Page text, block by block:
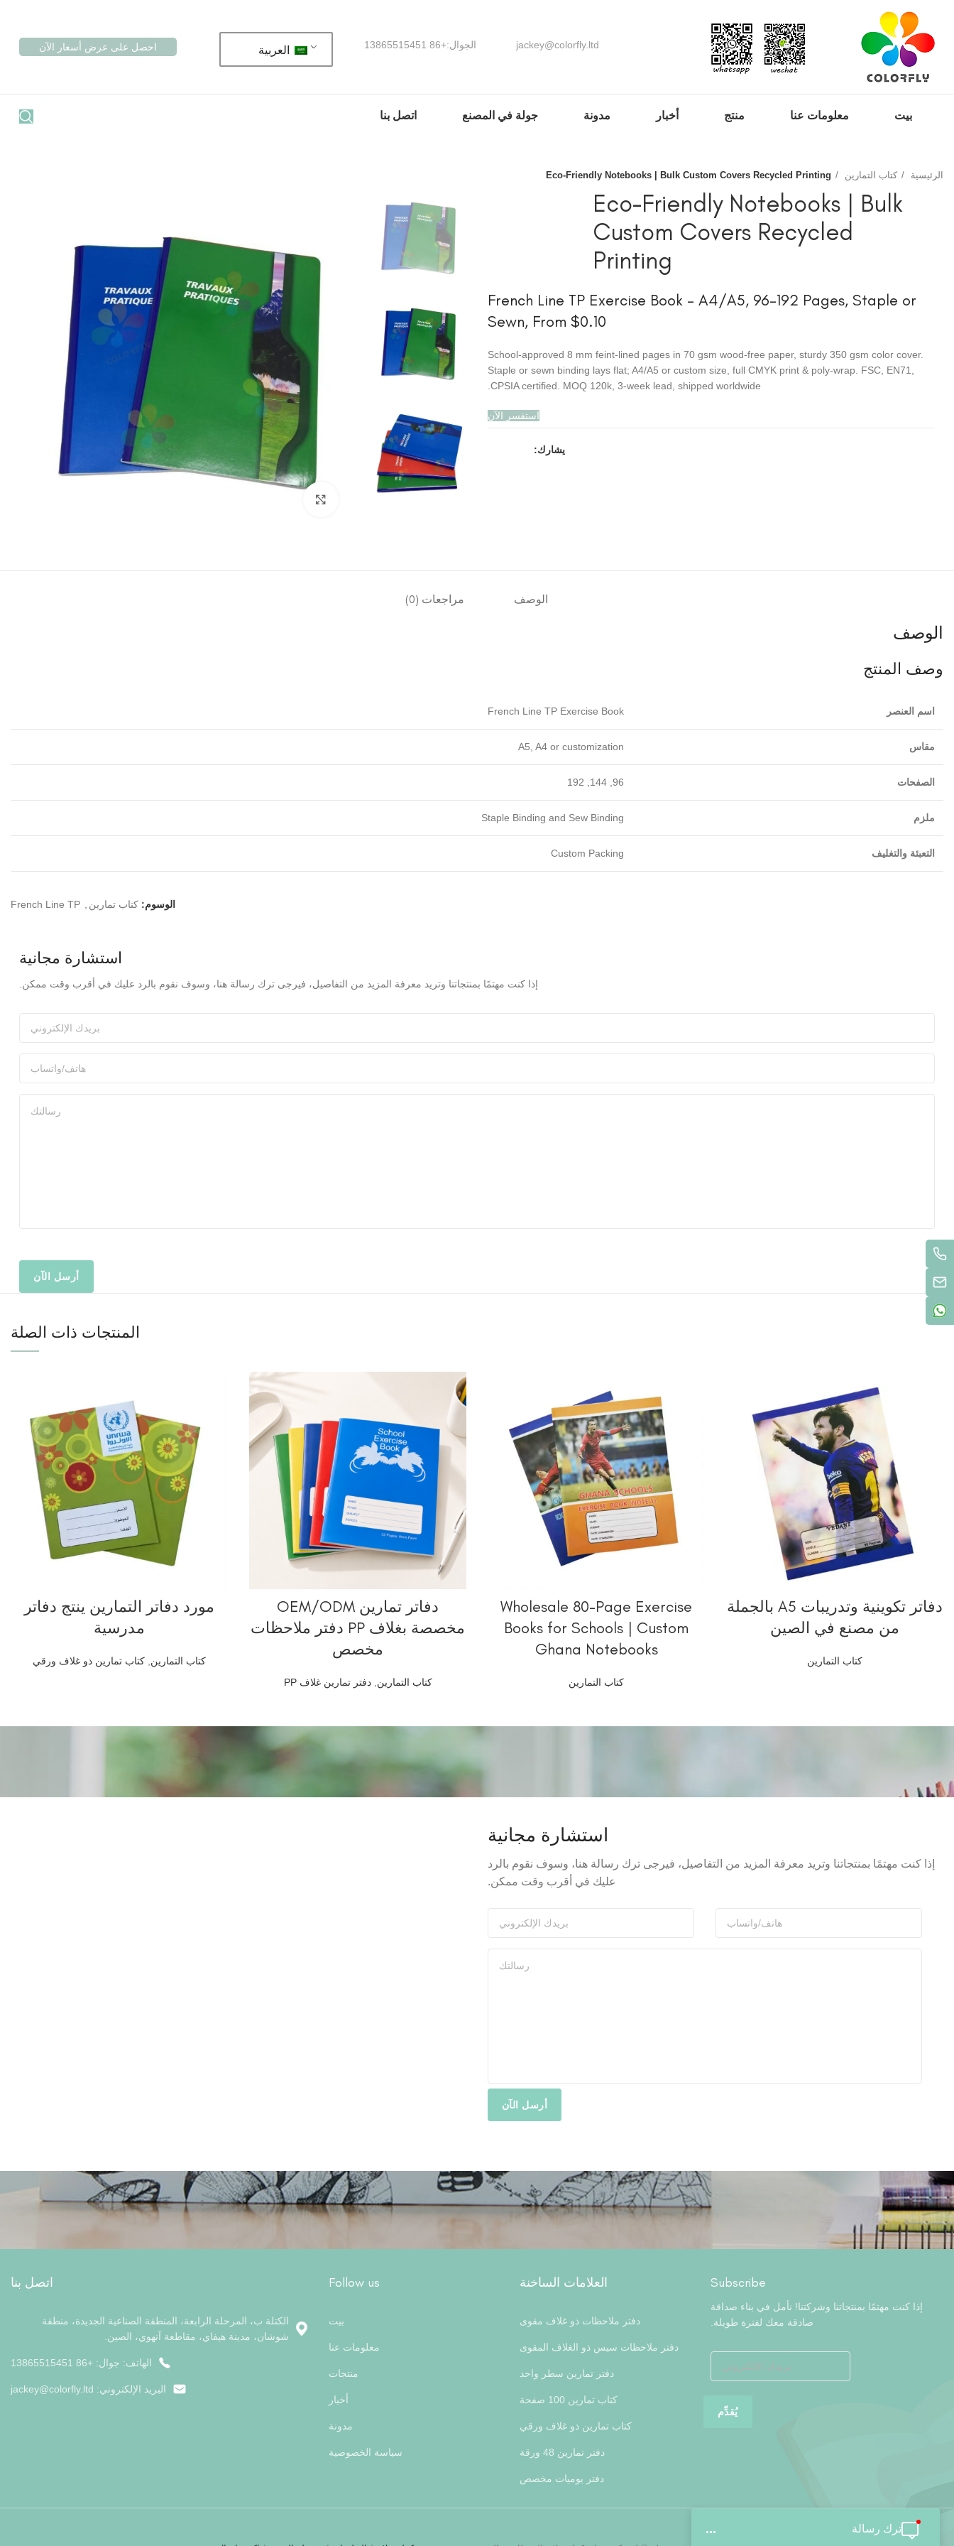
الجوال:+86 13865515451 jackey@colorfly.ltd العربية احصل على عرض أسعار الآن
بيت معلومات عنا منتج أخبار مدونة جولة في المصنع اتصل بنا
الرئيسية كتاب التمارين Eco-Friendly Notebooks | Bulk Custom Covers Recycled Printing
Eco-Friendly Notebooks | Bulk
Custom Covers Recycled
Printing
French Line TP Exercise Book – A4/A5, 96–192 Pages, Staple or
Sewn, From $0.10
School-approved 8 mm feint-lined pages in 70 gsm wood-free paper, sturdy 350 gsm color cover.
Staple or sewn binding lays flat; A4/A5 or custom size, full CMYK print & poly-wrap. FSC, EN71,
CPSIA certified. MOQ 120k, 3-week lead, shipped worldwide.
استفسر الآن
يشارك:
الوصف مراجعات (0)
الوصف
وصف المنتج
اسم العنصر French Line TP Exercise Book
مقاس A5, A4 or customization
الصفحات 96, 144, 192
ملزم Staple Binding and Sew Binding
التعبئة والتغليف Custom Packing
الوسوم: كتاب تمارين French Line TP
استشارة مجانية
إذا كنت مهتمًا بمنتجاتنا وتريد معرفة المزيد من التفاصيل، فيرجى ترك رسالة هنا، وسوف نقوم بالرد عليك في أقرب وقت ممكن.
المنتجات ذات الصلة
دفاتر تكوينية وتدريبات A5 بالجملة
من مصنع في الصين
كتاب التمارين
Wholesale 80-Page Exercise
Books for Schools | Custom
Ghana Notebooks
كتاب التمارين
دفاتر تمارين OEM/ODM
مخصصة بغلاف PP دفتر ملاحظات
مخصص
كتاب التمارين ,دفتر تمارين غلاف PP
مورد دفاتر التمارين ينتج دفاتر
مدرسية
كتاب التمارين كتاب تمارين ذو غلاف ورقي
استشارة مجانية
إذا كنت مهتمًا بمنتجاتنا وتريد معرفة المزيد من التفاصيل، فيرجى ترك رسالة هنا، وسوف نقوم بالرد
عليك في أقرب وقت ممكن.
اتصل بنا
الكتلة ب، المرحلة الرابعة، المنطقة الصناعية الجديدة، منطقة
شوشان، مدينة هيفاي، مقاطعة آنهوي، الصين.
الهاتف: جوال: +86 13865515451
البريد الإلكتروني: jackey@colorfly.ltd
ترك رسالة ...
Follow us
بيت
معلومات عنا
منتجات
أخبار
مدونة
سياسة الخصوصية
العلامات الساخنة
دفتر ملاحظات ذو غلاف مقوى
دفتر ملاحظات سيس ذو الغلاف المقوى
دفتر تمارين سطر واحد
كتاب تمارين 100 صفحة
كتاب تمارين ذو غلاف ورقي
دفتر تمارين 48 ورقة
دفتر يوميات مخصص
Subscribe
إذا كنت مهتمًا بمنتجاتنا وشركتنا! نأمل في بناء صداقة
صادقة معك لفترة طويلة.